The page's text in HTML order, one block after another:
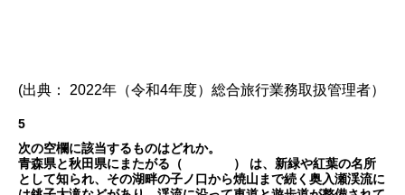
(出典： 2022年（令和4年度）総合旅行業務取扱管理者）
5
次の空欄に該当するものはどれか。
青森県と秋田県にまたがる（ ） は、新緑や紅葉の名所
として知られ、その湖畔の子ノ口から焼山まで続く奥入瀬渓流に